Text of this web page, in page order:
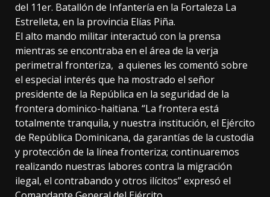
del 11er. Batallón de Infantería en la Fortaleza La
Estrelleta, en la provincia Elías Piña.
El alto mando militar interactuó con la prensa
mientras se encontraba en el área de la verja
perimetral fronteriza, a quienes les comentó sobre
el especial interés que ha mostrado el señor
presidente de la República en la seguridad de la
frontera dominico-haitiana. “La frontera está
totalmente tranquila, y nuestra institución, el Ejército
de República Dominicana, da garantías de la custodia
y protección de la línea fronteriza; continuaremos
realizando nuestras labores contra la migración
ilegal, el contrabando y otros ilícitos” expresó el